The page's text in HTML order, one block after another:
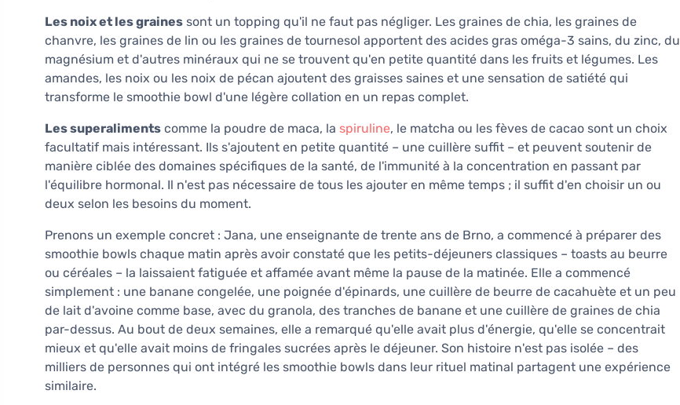
Les noix et les graines sont un topping qu'il ne faut pas négliger. Les graines de chia, les graines de
chanvre, les graines de lin ou les graines de tournesol apportent des acides gras oméga-3 sains, du zinc, du
magnésium et d'autres minéraux qui ne se trouvent qu'en petite quantité dans les fruits et légumes. Les
amandes, les noix ou les noix de pécan ajoutent des graisses saines et une sensation de satiété qui
transforme le smoothie bowl d'une légère collation en un repas complet.
Les superaliments comme la poudre de maca, la spiruline, le matcha ou les fèves de cacao sont un choix
facultatif mais intéressant. Ils s'ajoutent en petite quantité – une cuillère suffit – et peuvent soutenir de
manière ciblée des domaines spécifiques de la santé, de l'immunité à la concentration en passant par
l'équilibre hormonal. Il n'est pas nécessaire de tous les ajouter en même temps ; il suffit d'en choisir un ou
deux selon les besoins du moment.
Prenons un exemple concret : Jana, une enseignante de trente ans de Brno, a commencé à préparer des
smoothie bowls chaque matin après avoir constaté que les petits-déjeuners classiques – toasts au beurre
ou céréales – la laissaient fatiguée et affamée avant même la pause de la matinée. Elle a commencé
simplement : une banane congelée, une poignée d'épinards, une cuillère de beurre de cacahuète et un peu
de lait d'avoine comme base, avec du granola, des tranches de banane et une cuillère de graines de chia
par-dessus. Au bout de deux semaines, elle a remarqué qu'elle avait plus d'énergie, qu'elle se concentrait
mieux et qu'elle avait moins de fringales sucrées après le déjeuner. Son histoire n'est pas isolée – des
milliers de personnes qui ont intégré les smoothie bowls dans leur rituel matinal partagent une expérience
similaire.